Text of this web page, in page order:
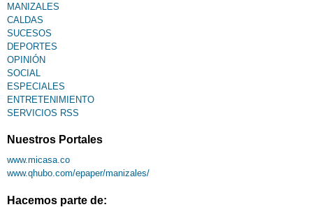
MANIZALES
CALDAS
SUCESOS
DEPORTES
OPINIÓN
SOCIAL
ESPECIALES
ENTRETENIMIENTO
SERVICIOS RSS
Nuestros Portales
www.micasa.co
www.qhubo.com/epaper/manizales/
Hacemos parte de: